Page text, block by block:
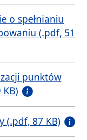
o spełnianiu
(.pdf, 51
punktów
(.pdf, 87 KB)